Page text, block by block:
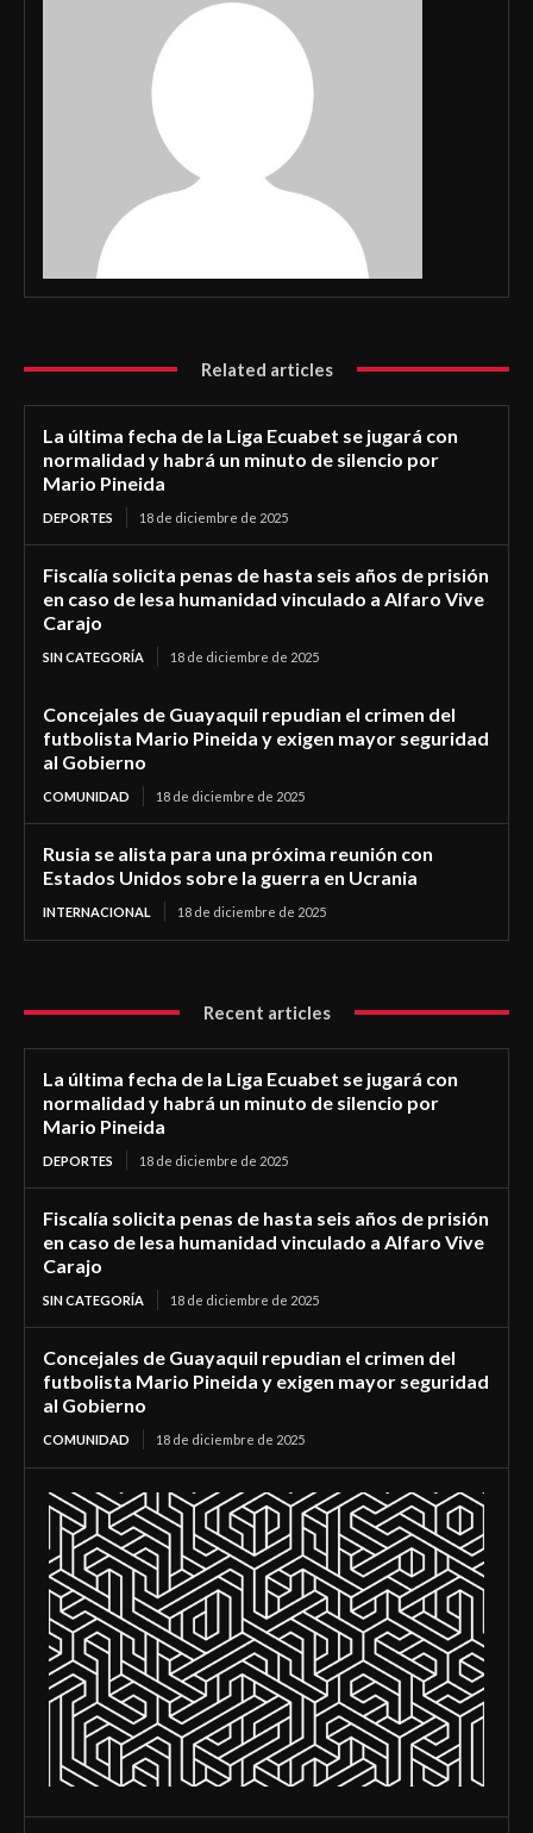
Related articles
La última fecha de la Liga Ecuabet se jugará con
normalidad y habrá un minuto de silencio por
Mario Pineida
DEPORTES 18 de diciembre de 2025
Fiscalía solicita penas de hasta seis años de prisión
en caso de lesa humanidad vinculado a Alfaro Vive
Carajo
SIN CATEGORÍA 18 de diciembre de 2025
Concejales de Guayaquil repudian el crimen del
futbolista Mario Pineida y exigen mayor seguridad
al Gobierno
COMUNIDAD 18 de diciembre de 2025
Rusia se alista para una próxima reunión con
Estados Unidos sobre la guerra en Ucrania
INTERNACIONAL 18 de diciembre de 2025
Recent articles
La última fecha de la Liga Ecuabet se jugará con
normalidad y habrá un minuto de silencio por
Mario Pineida
DEPORTES 18 de diciembre de 2025
Fiscalía solicita penas de hasta seis años de prisión
en caso de lesa humanidad vinculado a Alfaro Vive
Carajo
SIN CATEGORÍA 18 de diciembre de 2025
Concejales de Guayaquil repudian el crimen del
futbolista Mario Pineida y exigen mayor seguridad
al Gobierno
COMUNIDAD 18 de diciembre de 2025